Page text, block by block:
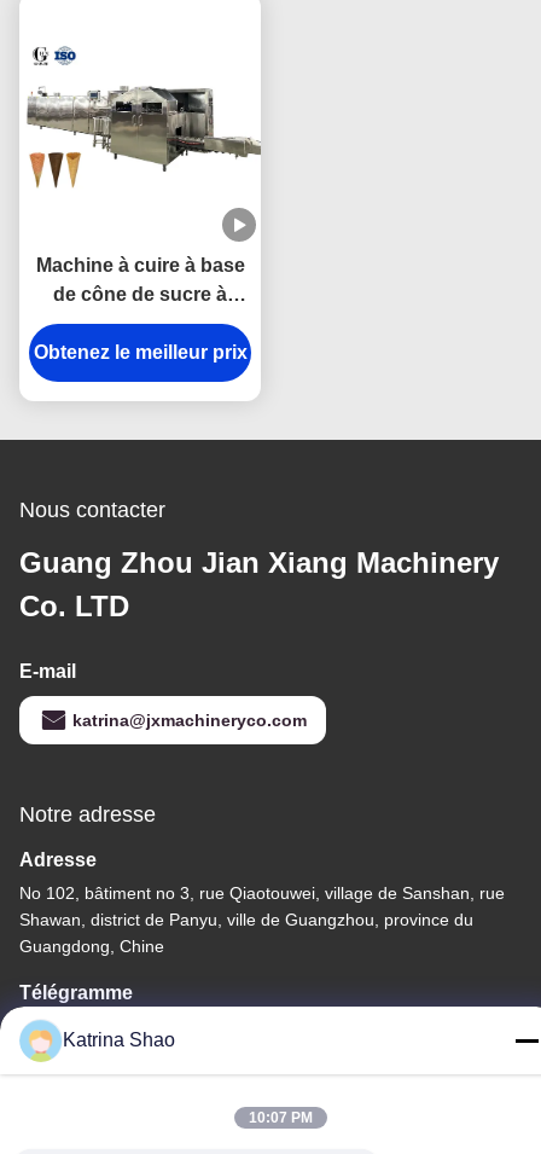
Machine à cuire à base
de cône de sucre à
conception multiple
entièrement
automatique avec
SIEMENS/DELTA
Obtenez le meilleur prix
Nous contacter
Guang Zhou Jian Xiang Machinery
Co. LTD
E-mail
katrina@jxmachineryco.com
Notre adresse
Adresse
No 102, bâtiment no 3, rue Qiaotouwei, village de Sanshan, rue
Shawan, district de Panyu, ville de Guangzhou, province du
Guangdong, Chine
Télégramme
86--15913188664
Katrina Shao
10:07 PM